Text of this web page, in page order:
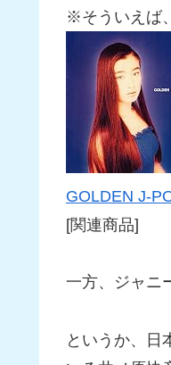
※そういえば
GOLDEN J-
[関連商品]
一方、ジャニ
というか、日